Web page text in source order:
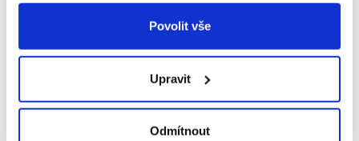
Povolit vše
Upravit
Odmítnout
zabývá kontrolou a certifikací výrobků obsahujících
kontrolovaného ekologického
zemědělství
Všechny produkty Naty mají také
V-Label je mezinárodně uznávaný, registrovaný
symbol pro označování veganských a
vegetariánských produktů a služeb. Zde více